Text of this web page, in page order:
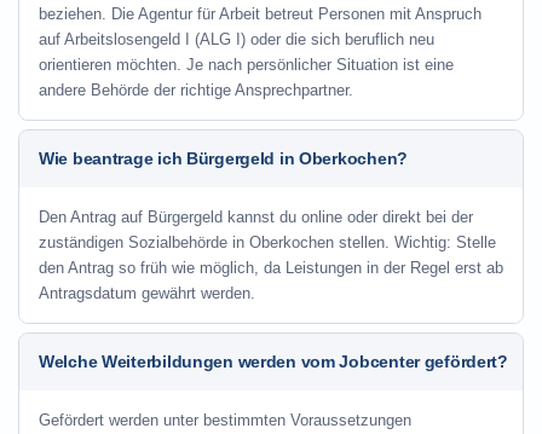
beziehen. Die Agentur für Arbeit betreut Personen mit Anspruch
auf Arbeitslosengeld I (ALG I) oder die sich beruflich neu
orientieren möchten. Je nach persönlicher Situation ist eine
andere Behörde der richtige Ansprechpartner.
Wie beantrage ich Bürgergeld in Oberkochen?
Den Antrag auf Bürgergeld kannst du online oder direkt bei der
zuständigen Sozialbehörde in Oberkochen stellen. Wichtig: Stelle
den Antrag so früh wie möglich, da Leistungen in der Regel erst ab
Antragsdatum gewährt werden.
Welche Weiterbildungen werden vom Jobcenter gefördert?
Gefördert werden unter bestimmten Voraussetzungen